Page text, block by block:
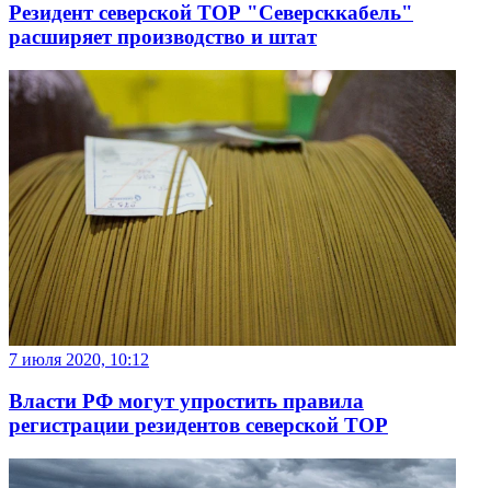
Резидент северской ТОР "Северсккабель"
расширяет производство и штат
7 июля 2020, 10:12
Власти РФ могут упростить правила
регистрации резидентов северской ТОР